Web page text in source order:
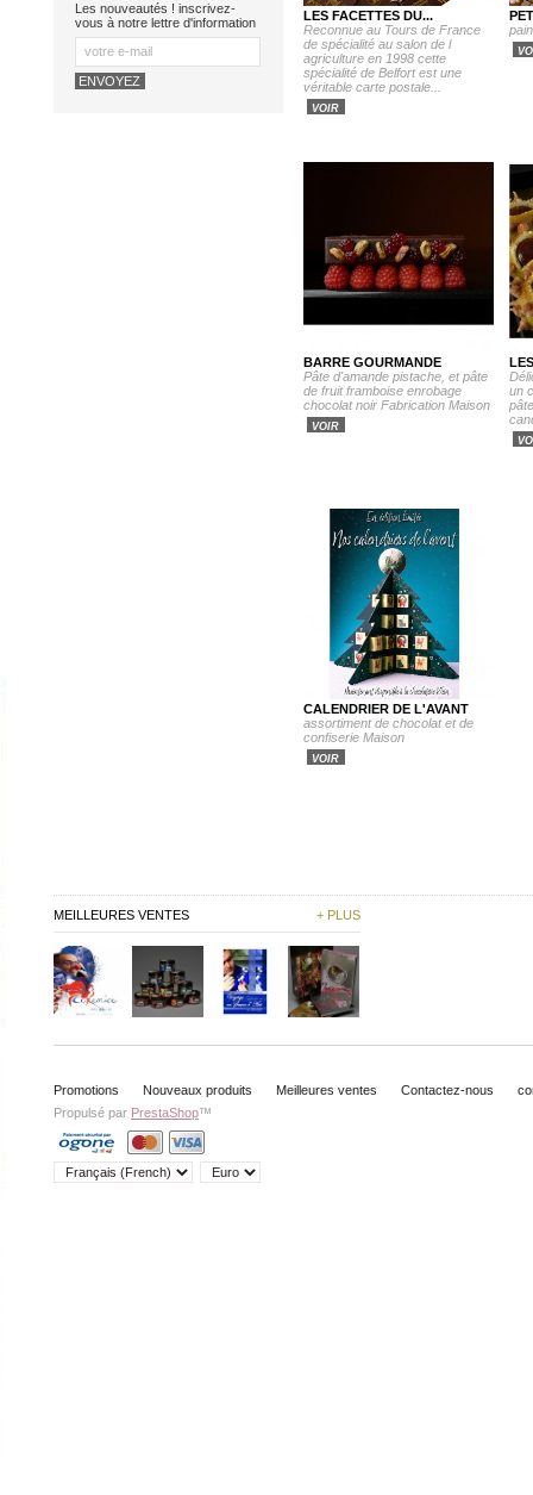
LES FACETTES DU...
Reconnue au Tours de France
de spécialité au salon de l
agriculture en 1998 cette
spécialité de Belfort est une
véritable carte postale...
VOIR
BARRE GOURMANDE
Pâte d'amande pistache, et pâte
de fruit framboise enrobage
chocolat noir Fabrication Maison
VOIR
un
CALENDRIER DE L'AVANT
assortiment de chocolat et de
confiserie Maison
VOIR
Les nouveautés ! inscrivez-
vous à notre lettre d'information
MEILLEURES VENTES + PLUS
Promotions Nouveaux produits Meilleures ventes Contactez-nous
Propulsé par PrestaShop™